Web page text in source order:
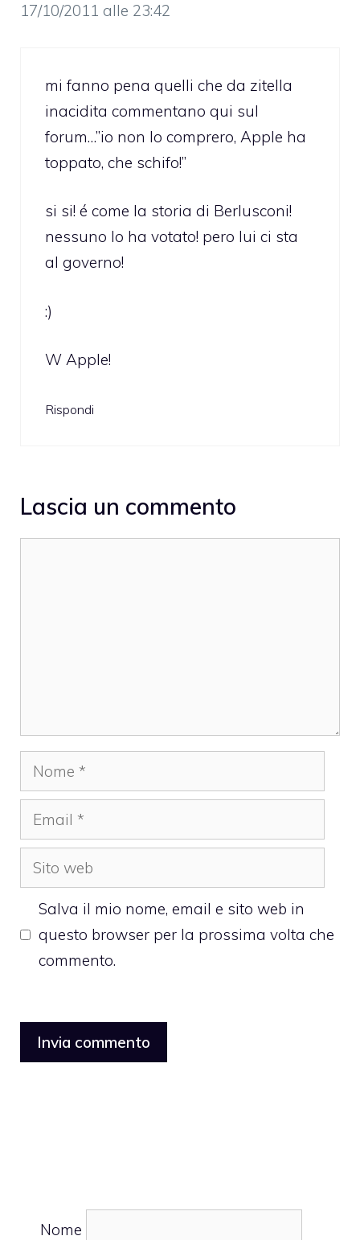
17/10/2011 alle 23:42
mi fanno pena quelli che da zitella
inacidita commentano qui sul
forum…”io non lo comprero, Apple ha
toppato, che schifo!”
si si! é come la storia di Berlusconi!
nessuno lo ha votato! pero lui ci sta
al governo!
:)
W Apple!
Rispondi
Lascia un commento
Nome
Email
Sito
web
Salva il mio nome, email e sito web in
questo browser per la prossima volta che
commento.
Nome